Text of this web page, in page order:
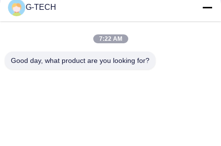
2.55 Kg 12V 9Ah VRLA type lead acid battery for
UPS,Telecom,solar system,alarm system
2.05kg weight 12v sealed valve regulated rechargeable
G-TECH
7:22 AM
Good day, what product are you looking for?